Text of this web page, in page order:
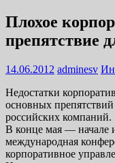
Плохое
препятствие
14.06.2012 adminesv
Недостатки
основных
российских компаний.
В конце мая —
международная
корпоративное